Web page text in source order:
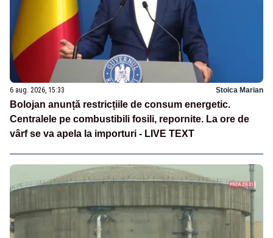
6 aug. 2026, 15:33 Stoica Marian
Bolojan anunță restricțiile de consum energetic.
Centralele pe combustibili fosili, repornite. La ore de
vârf se va apela la importuri - LIVE TEXT